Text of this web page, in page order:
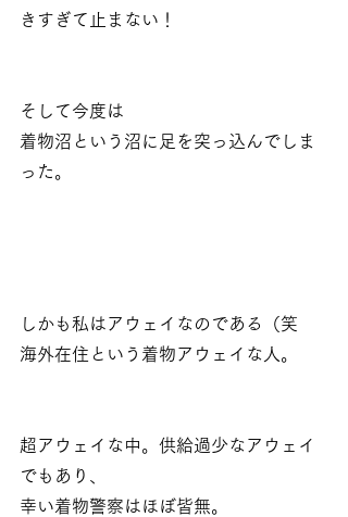
きすぎて止まない！
そして今度は
着物沼という沼に足を突っ込んでしま
った。
しかも私はアウェイなのである（笑
海外在住という着物アウェイな人。
超アウェイな中。供給過少なアウェイ
でもあり、
幸い着物警察はほぼ皆無。